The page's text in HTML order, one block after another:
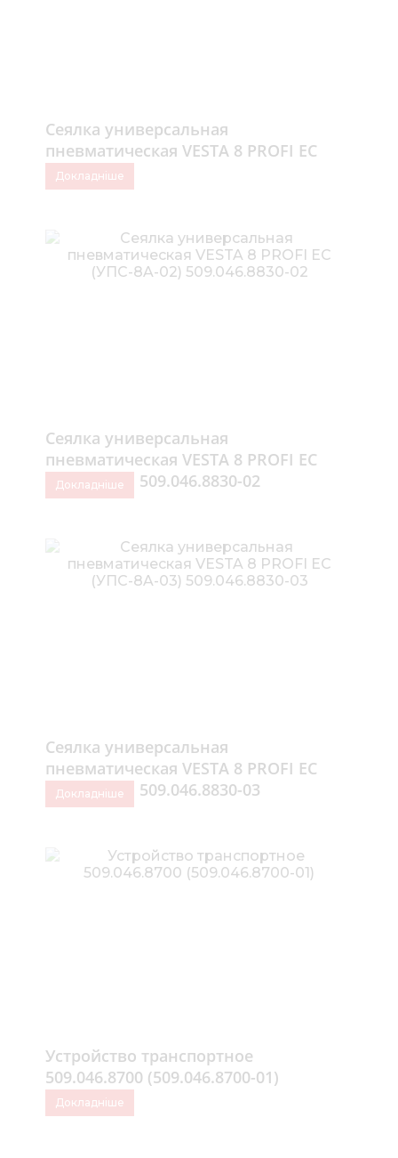
Сеялка универсальная
пневматическая VESTA 8 PROFI ЕС
(УПС-8A-02)
Докладніше
Сеялка универсальная
пневматическая VESTA 8 PROFI ЕС
(УПС-8A-02) 509.046.8830-02
Докладніше
Сеялка универсальная
пневматическая VESTA 8 PROFI ЕС
(УПС-8A-03) 509.046.8830-03
Докладніше
Устройство транспортное
509.046.8700 (509.046.8700-01)
Докладніше